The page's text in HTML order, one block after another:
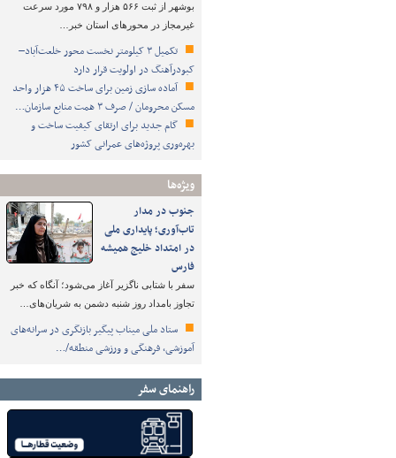
بوشهر از ثبت ۵۶۶ هزار و ۷۹۸ مورد سرعت
غیرمجاز در محورهای استان خبر…
تکمیل ۳ کیلومتر نخست محور خلعت‌آباد–
کبودرآهنگ در اولویت قرار دارد
آماده سازی زمین برای ساخت ۴۵ هزار واحد
مسکن محرومان / صرف ۳ همت منابع سازمان…
گام جدید برای ارتقای کیفیت ساخت و
بهره‌وری پروژه‌های عمرانی کشور
ویژه‌ها
جنوب در مدار
تاب‌آوری؛ پایداری ملی
در امتداد خلیج همیشه
فارس
سفر با شتابی ناگزیر آغاز می‌شود؛ آنگاه که خبر
تجاوز بامداد روز شنبه دشمن به شریان‌های…
ستاد ملی میناب پیگیر بازنگری در سرانه‌های
آموزشی، فرهنگی و ورزشی منطقه/…
راهنمای سفر